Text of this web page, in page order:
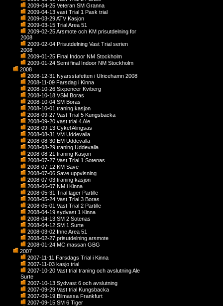
2009-04-25 Veteran SM Granna
2009-04-13 vast Trial 1 Pask trial
2009-03-29 ATV Kasjon
2009-03-15 Trial Area 51
2009-02-25 Arsmote och KM prisutdelning for
2008
2009-02-04 Prisutdelning Vast Trial serien
2008
2009-01-25 Final Indoor NM Stockholm
2009-01-24 Semi final Indoor NM Stockholm
2008
2008-12-31 Nyarsstafetten i Ulricehamn 2008
2008-11-09 Farsdag i Kinna
2008-10-26 Sixpencer Kviberg
2008-10-18 VSM Boras
2008-10-04 SM Boras
2008-10-01 traning kasjon
2008-09-27 Vast Trial 5 Kungsbacka
2008-09-20 vast trial 4 Ale
2008-09-13 Cykel Alingsas
2008-08-31 VM Uddevalla
2008-08-30 EM Uddevalla
2008-08-29 traning Uddevalla
2008-08-21 traning Kasjon
2008-07-27 Vast Trial 1 Sotenas
2008-07-12 KM Save
2008-07-06 Save uppvisning
2008-07-03 traning kasjon
2008-06-07 NM i Kinna
2008-05-31 Trial lager Partille
2008-05-24 Vast Trial 3 Boras
2008-05-01 Vast Trial 2 Partille
2008-04-19 sydvast 1 Kinna
2008-04-13 SM 2 Sotenas
2008-04-12 SM 1 Surte
2008-03-02 Inne Area 51
2008-02-27 prisutdelning arsmote
2008-01-24 MC massan GBG
2007
2007-11-11 Farsdags Trial i Kinna
2007-11-03 kasjo trial
2007-10-20 Vast trial traning och avslutning Ale
Surte
2007-10-13 Sydvast 6 och avslutning
2007-09-29 Vast trial Kungsbacka
2007-09-19 Bilmassa Frankfurt
2007-09-15 SM 6 Tiger